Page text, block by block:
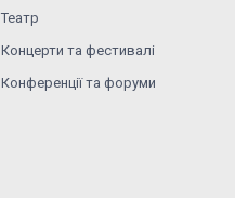
Театр
Концерти та фестивалі
Конференції та форуми